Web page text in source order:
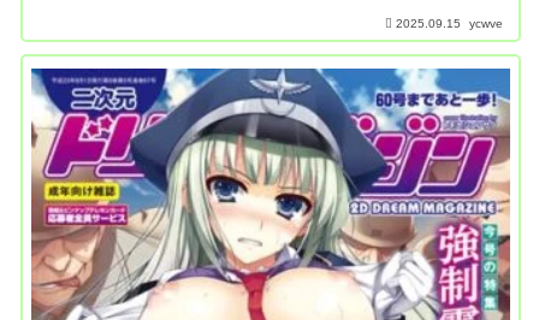
2025.09.15 ycwve